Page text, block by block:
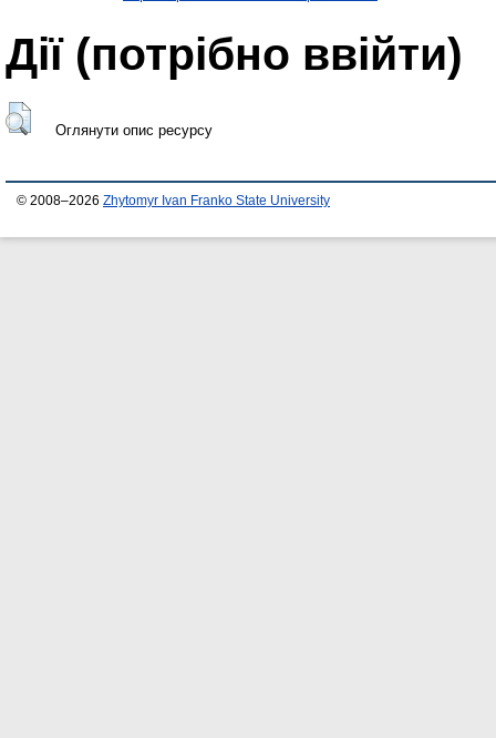
Дії ​​(потрібно ввійти)
Оглянути опис ресурсу
© 2008–2026 Zhytomyr Ivan Franko State University